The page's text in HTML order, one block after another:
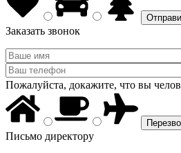
Заказать звонок
Пожалуйста, докажите, что вы
Письмо директору